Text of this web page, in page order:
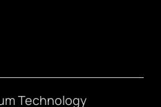
Technology